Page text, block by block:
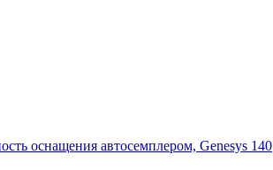
оснащения автосемплером, Genesys 140